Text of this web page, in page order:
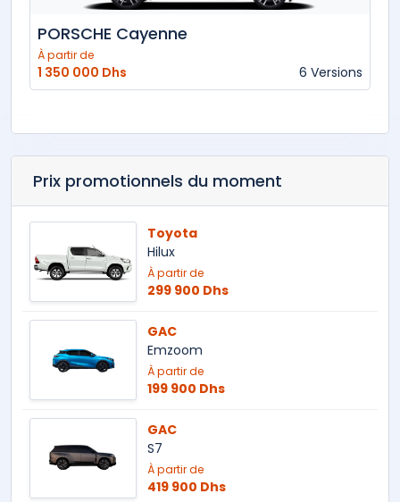
PORSCHE Cayenne
À partir de
1 350 000 Dhs 6 Versions
Prix promotionnels du moment
Toyota
Hilux
À partir de
299 900 Dhs
GAC
Emzoom
À partir de
199 900 Dhs
GAC
S7
À partir de
419 900 Dhs